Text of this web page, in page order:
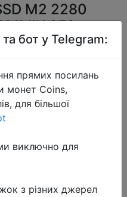
M2 2280
S70
2TB
HDD Hard
бот у Telegram:
прямих посилань
монет Coins,
для більшої
виключно для
з різних джерел